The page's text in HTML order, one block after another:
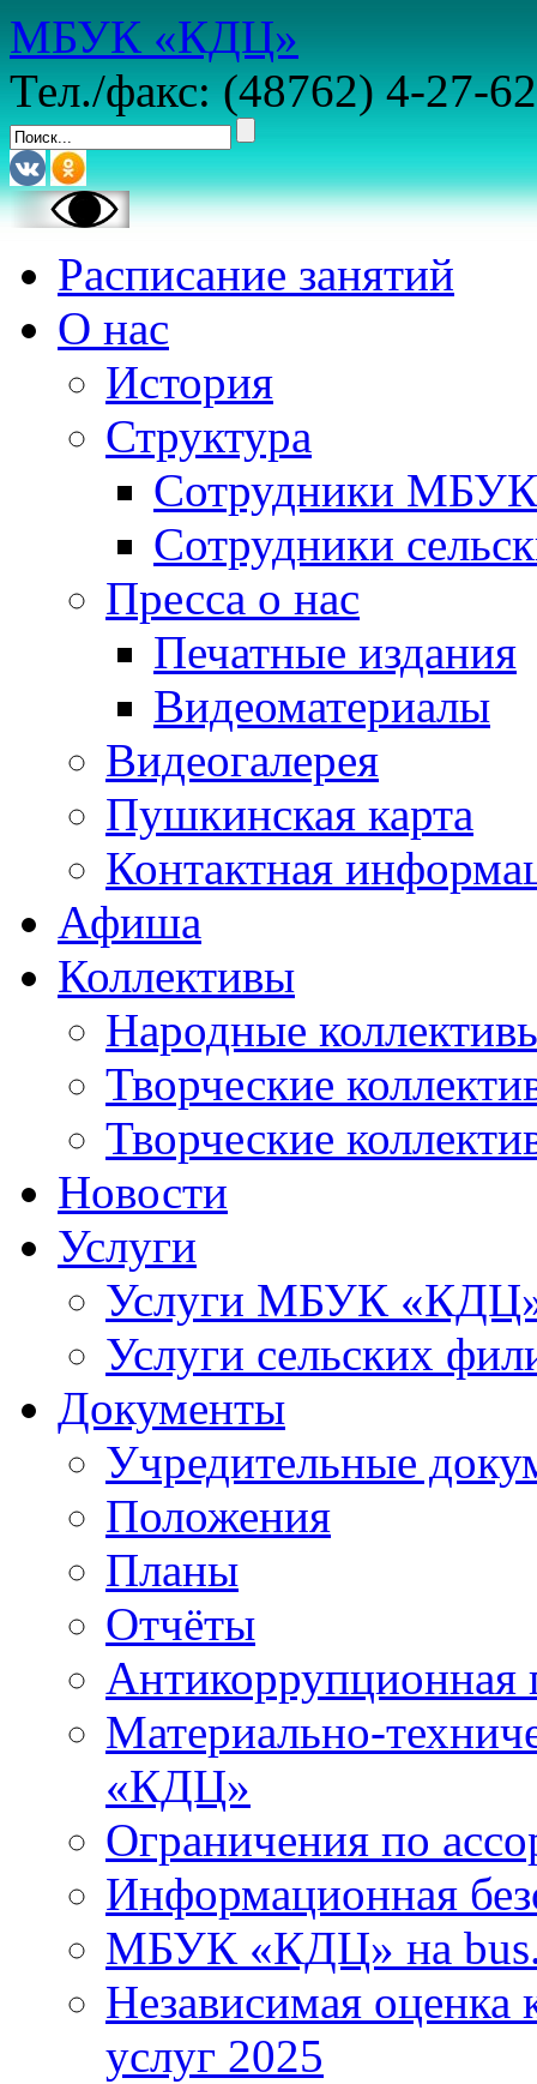
МБУК «КДЦ»
Тел./факс: (48762) 4-27-62
Расписание занятий
О нас
История
Структура
Сотрудники
Сотрудники
Пресса о нас
Печатные издания
Видеоматериалы
Видеогалерея
Пушкинская карта
Контактная
Афиша
Коллективы
Народные
Творческие
Творческие
Новости
Услуги
Услуги МБУК
Услуги сельских
Документы
Учредительные
Положения
Планы
Отчёты
Антикоррупционная
Материально-
«КДЦ»
Ограничения по
Информационная
МБУК «КДЦ» на
Независимая оценка
услуг 2025